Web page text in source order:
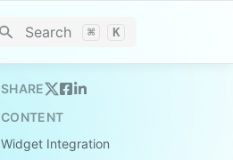
Search ⌘ K
SHARE
CONTENT
Widget Integration